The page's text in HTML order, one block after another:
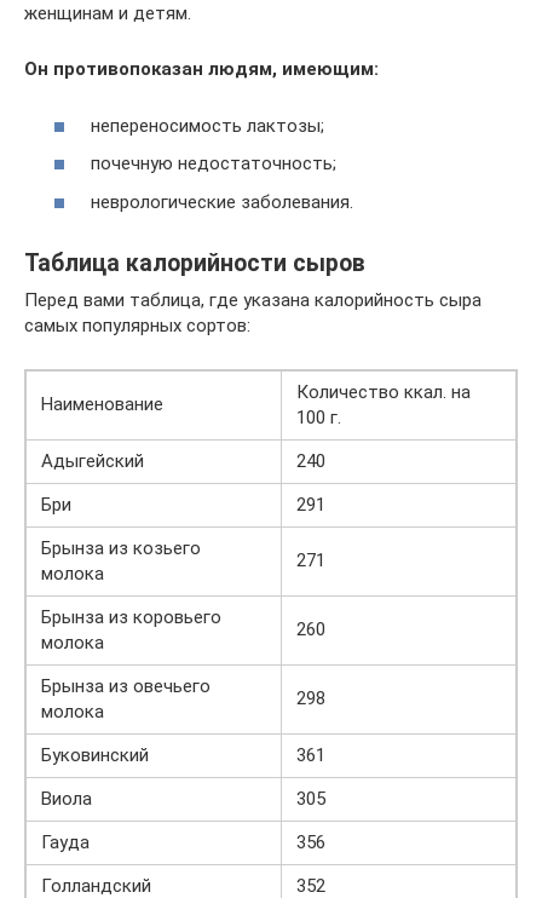
женщинам и детям.
Он противопоказан людям, имеющим:
непереносимость лактозы;
почечную недостаточность;
неврологические заболевания.
Таблица калорийности сыров
Перед вами таблица, где указана калорийность сыра
самых популярных сортов:
Наименование
Количество ккал. на
100 г.
Адыгейский
240
Бри
291
Брынза из козьего
молока
271
Брынза из коровьего
молока
260
Брынза из овечьего
молока
298
Буковинский
361
Виола
305
Гауда
356
Голландский
352